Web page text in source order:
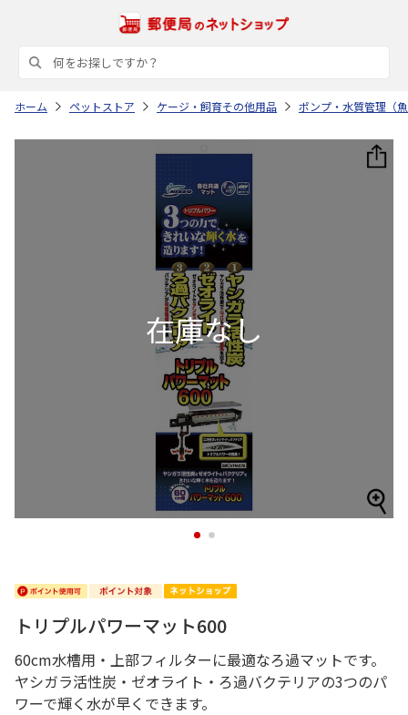
ホーム ペットストア ケージ・飼育その他用品 ポンプ・水質管理（
1 2
トリプルパワーマット600
60cm水槽用・上部フィルターに最適なろ過マットです。
ヤシガラ活性炭・ゼオライト・ろ過バクテリアの3つのパ
ワーで輝く水が早くできます。